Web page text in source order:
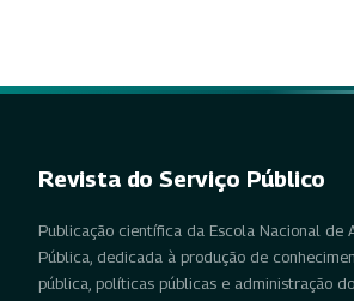
Revista do Serviço Público
Publicação científica da Escola Nacional de
Pública, dedicada à produção de
pública, políticas públicas e administração